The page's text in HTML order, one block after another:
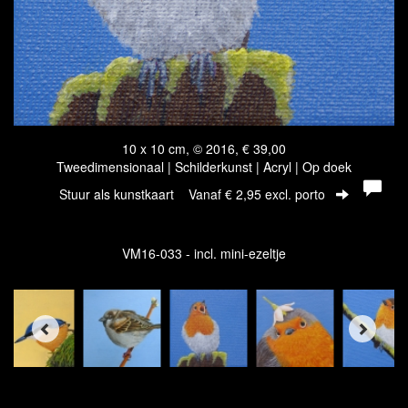
10 x 10 cm, © 2016, € 39,00
Tweedimensionaal | Schilderkunst | Acryl | Op doek
Stuur als kunstkaart Vanaf € 2,95 excl. porto
VM16-033 - incl. mini-ezeltje